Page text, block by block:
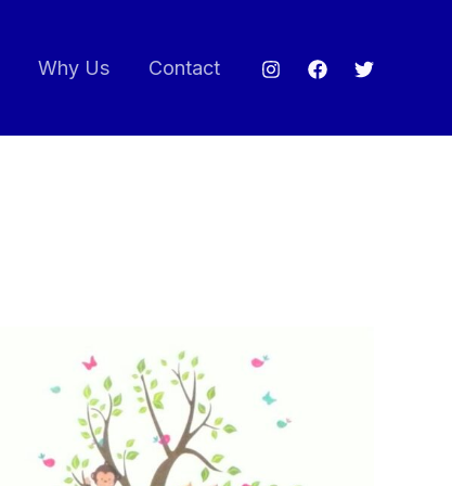
Why Us Contact